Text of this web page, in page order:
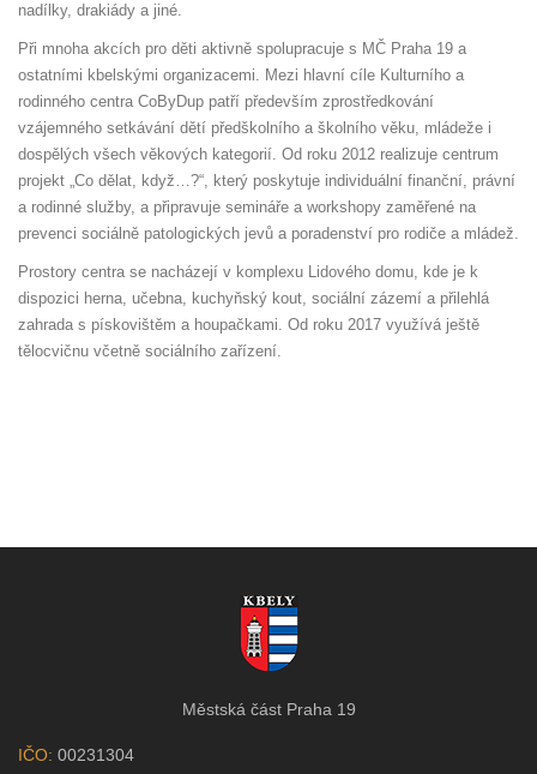
nadílky, drakiády a jiné.
Při mnoha akcích pro děti aktivně spolupracuje s MČ Praha 19 a
ostatními kbelskými organizacemi. Mezi hlavní cíle Kulturního a
rodinného centra CoByDup patří především zprostředkování
vzájemného setkávání dětí předškolního a školního věku, mládeže i
dospělých všech věkových kategorií. Od roku 2012 realizuje centrum
projekt „Co dělat, když…?“, který poskytuje individuální finanční, právní
a rodinné služby, a připravuje semináře a workshopy zaměřené na
prevenci sociálně patologických jevů a poradenství pro rodiče a mládež.
Prostory centra se nacházejí v komplexu Lidového domu, kde je k
dispozici herna, učebna, kuchyňský kout, sociální zázemí a přilehlá
zahrada s pískovištěm a houpačkami. Od roku 2017 využívá ještě
tělocvičnu včetně sociálního zařízení.
Městská část Praha 19
IČO: 00231304